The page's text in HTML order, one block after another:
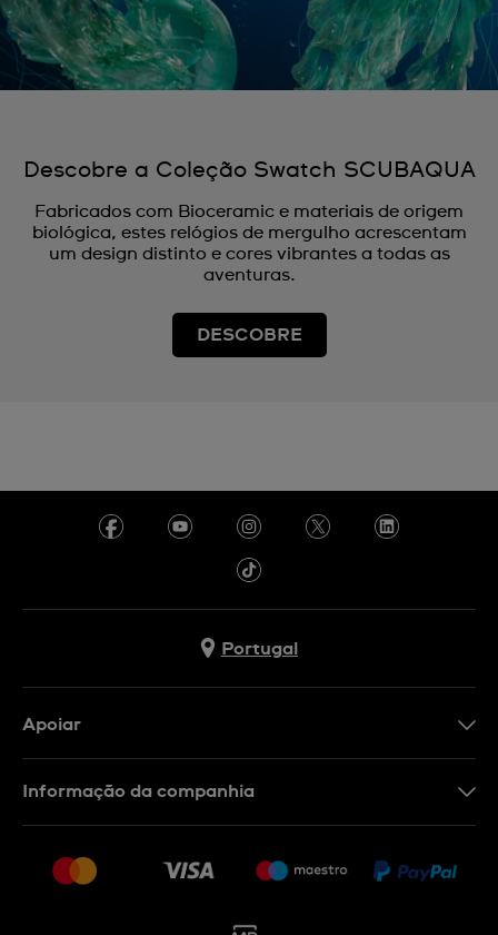
Descobre a Coleção Swatch SCUBAQUA
Fabricados com Bioceramic e materiais de origem
biológica, estes relógios de mergulho acrescentam
um design distinto e cores vibrantes a todas as
aventuras.
DESCOBRE
Portugal
Apoiar
Rescindir o contrato
Informação da companhia
Carreiras